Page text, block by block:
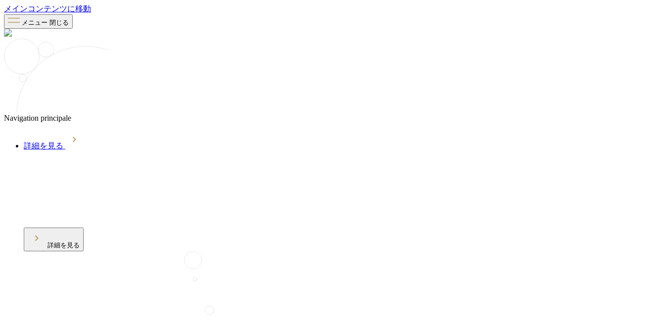
メインコンテンツに移動
メニュー 閉じる
Navigation principale
詳細を見る
詳細を見る